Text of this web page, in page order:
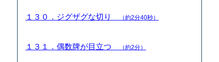
１３０．ジグザグな切り （約2分40秒）
１３１．偶数牌が目立つ （約2分）